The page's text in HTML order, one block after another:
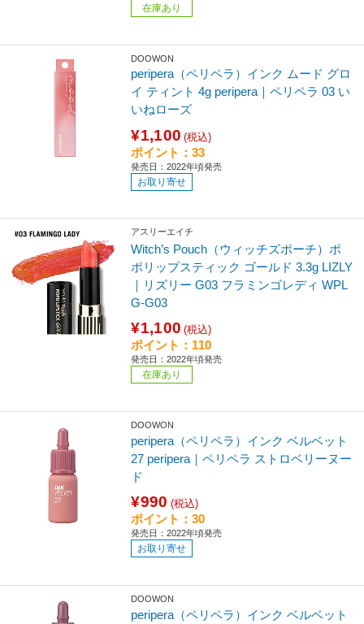
在庫あり
DOOWON
peripera（ペリペラ）インク ムード グロ
イ ティント 4g peripera｜ペリペラ 03 い
いねローズ
¥1,100 (税込)
ポイント：33
発売日：2022年頃発売
お取り寄せ
アスリーエイチ
Witch’s Pouch（ウィッチズポーチ）ポ
ポリップスティック ゴールド 3.3g LIZLY
｜リズリー G03 フラミンゴレディ WPL
G-G03
¥1,100 (税込)
ポイント：110
発売日：2022年頃発売
在庫あり
DOOWON
peripera（ペリペラ）インク ベルベット
27 peripera｜ペリペラ ストロベリーヌー
ド
¥990 (税込)
ポイント：30
発売日：2022年頃発売
お取り寄せ
DOOWON
peripera（ペリペラ）インク ベルベット